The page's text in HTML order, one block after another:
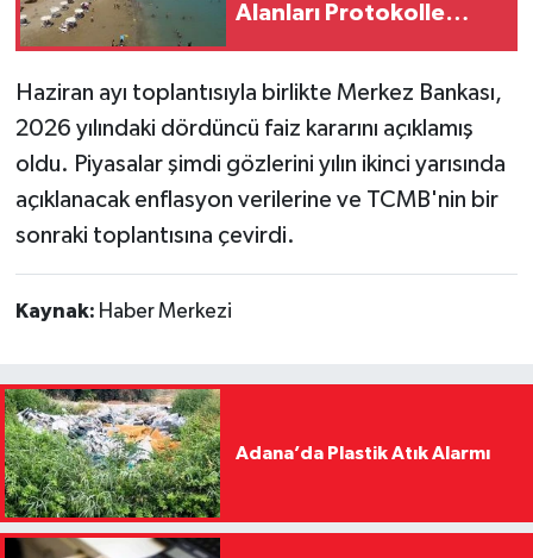
Alanları Protokolle
Haziran ayı toplantısıyla birlikte Merkez Bankası,
2026 yılındaki dördüncü faiz kararını açıklamış
oldu. Piyasalar şimdi gözlerini yılın ikinci yarısında
açıklanacak enflasyon verilerine ve TCMB'nin bir
sonraki toplantısına çevirdi.
Kaynak: Haber Merkezi
Adana’da Plastik Atık Alarmı